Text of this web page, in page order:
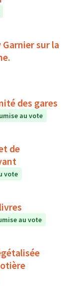
sur la
des gares
au vote
de
vote
au vote